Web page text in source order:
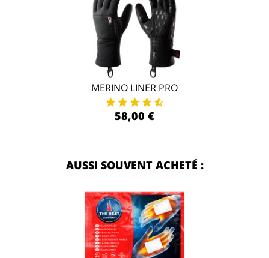
MERINO LINER PRO
58,00 €
AUSSI SOUVENT ACHETÉ :